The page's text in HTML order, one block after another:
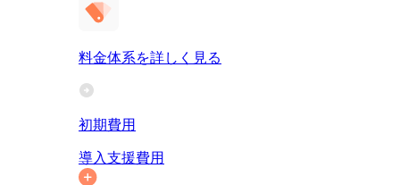
料金体系を詳しく見る
初期費用
導入支援費用